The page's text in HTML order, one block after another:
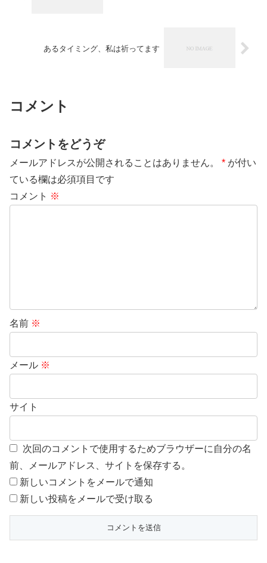
あるタイミング、私は祈ってます
コメント
コメントをどうぞ
メールアドレスが公開されることはありません。 * が付い
ている欄は必須項目です
コメント ※
名前 ※
メール ※
サイト
次回のコメントで使用するためブラウザーに自分の名
前、メールアドレス、サイトを保存する。
新しいコメントをメールで通知
新しい投稿をメールで受け取る